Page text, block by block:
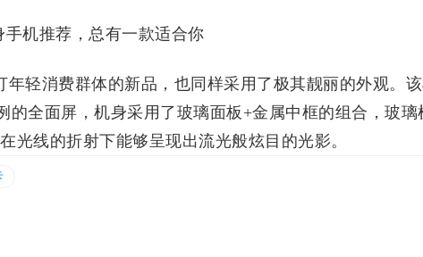
年轻消费群体的新品，也同样采用了极其靓丽的外观。
的全面屏，机身采用了玻璃面板+金属中框的组合，玻璃
光线的折射下能够呈现出流光般炫目的光影。